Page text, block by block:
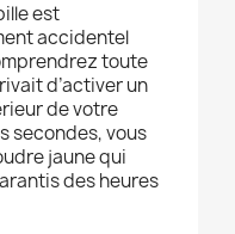
est
accidentel
toute
d’activer un
de votre
secondes, vous
jaune qui
des heures